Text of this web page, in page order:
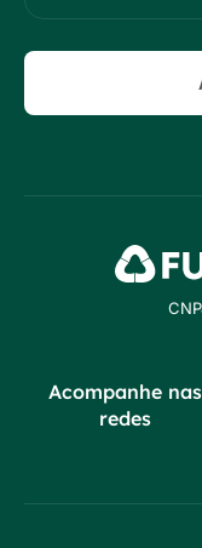
Acompanhe nas
redes